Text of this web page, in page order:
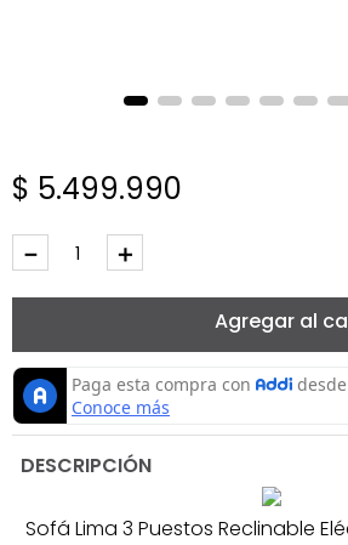
$ 5.499.990
＋
－
Agregar al
DESCRIPCIÓN
Sofá Lima 3 Puestos Reclinable